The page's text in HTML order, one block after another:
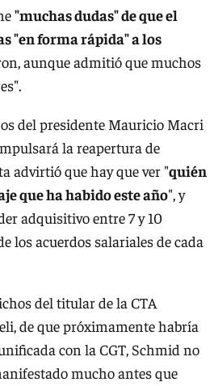
"muchas dudas" de que el
"en forma rápida" a los
aunque admitió que muchos
del presidente Mauricio Macri
la reapertura de
advirtió que hay que ver "quién
que ha habido este año", y
adquisitivo entre 7 y 10
los acuerdos salariales de cada
del titular de la CTA
de que próximamente habría
con la CGT, Schmid no
mucho antes que